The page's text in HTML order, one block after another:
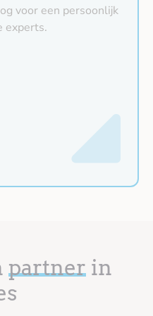
voor een persoonlijk
experts.
partner in